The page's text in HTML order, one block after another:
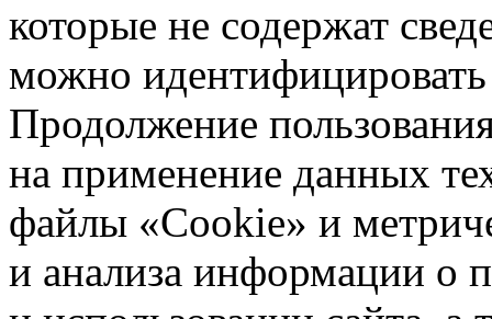
которые не содержат
можно идентифицировать
Продолжение
на применение данных
файлы «Cookie» и
и анализа информации о